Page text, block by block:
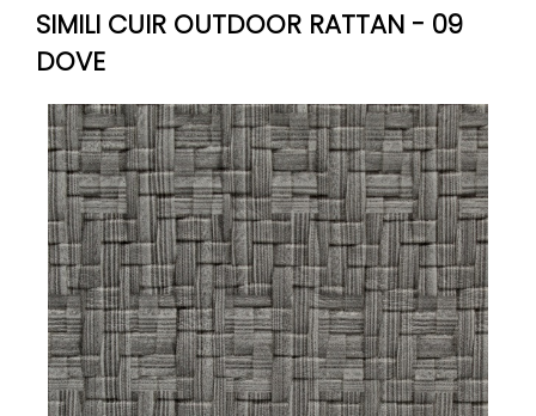
SIMILI CUIR OUTDOOR RATTAN - 09
DOVE